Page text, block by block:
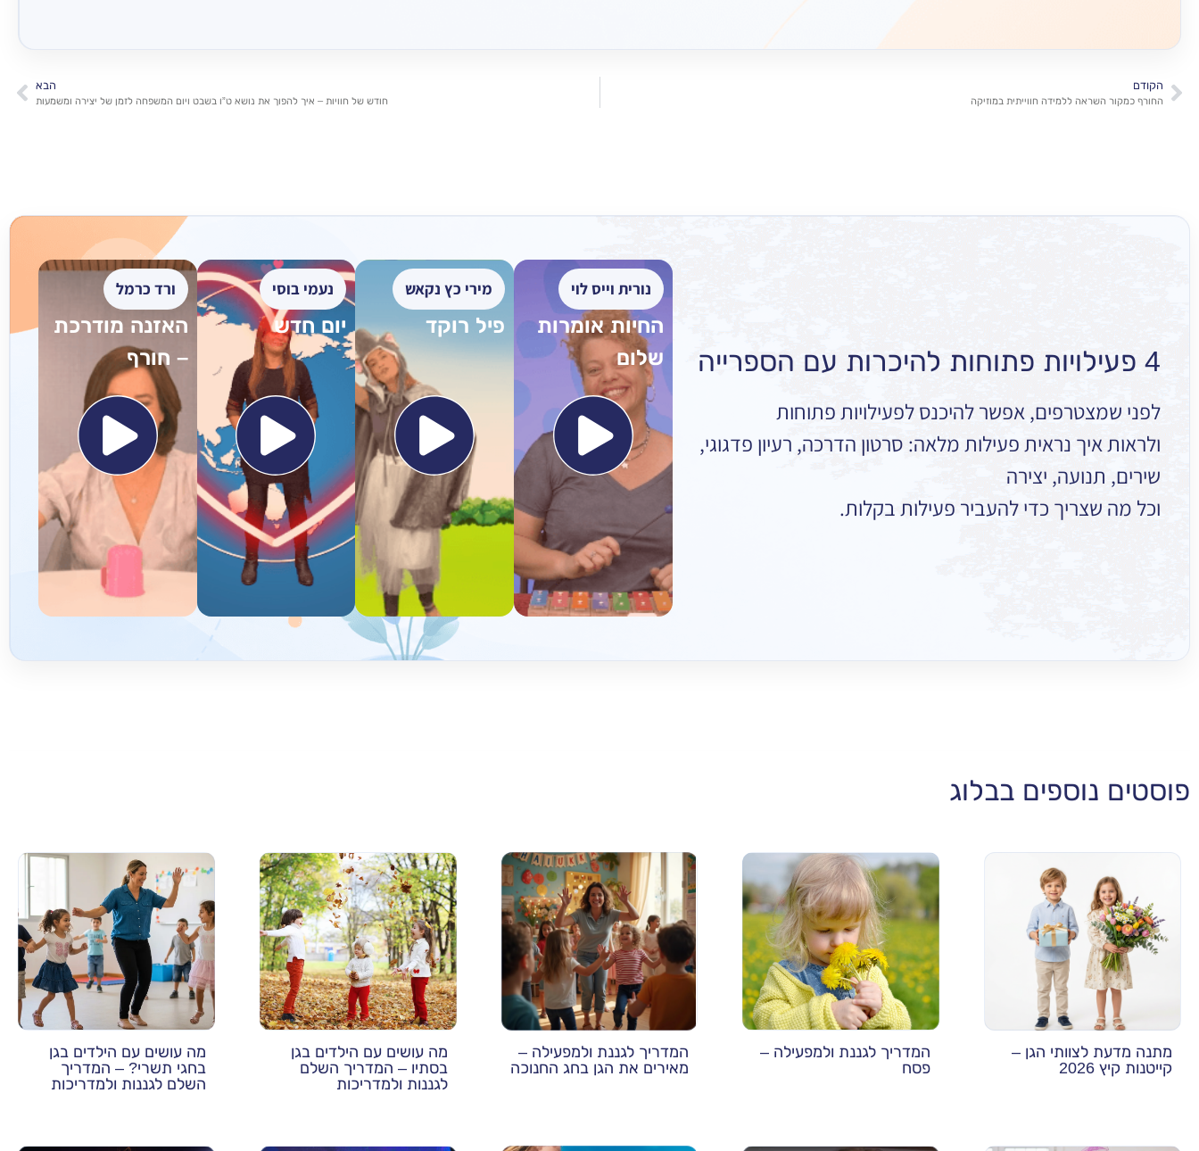
הקודם
החורף כמקור השראה ללמידה חווייתית במוזיקה
הבא
חודש של חוויות – איך להפוך את נושא ט”ו בשבט ויום המשפחה לזמן של יצירה ומשמעות
4 פעילויות פתוחות להיכרות עם הספרייה
לפני שמצטרפים, אפשר להיכנס לפעילויות פתוחות
ולראות איך נראית פעילות מלאה: סרטון הדרכה, רעיון פדגוגי,
שירים, תנועה, יצירה
וכל מה שצריך כדי להעביר פעילות בקלות.
נורית וייס לוי
החיות אומרות
שלום
מירי כץ נקאש
פיל רוקד
נעמי בוסי
יום חדש
ורד כרמל
האזנה מודרכת
– חורף
פוסטים נוספים בבלוג
מתנה מדעת לצוותי הגן –
קייטנות קיץ 2026
המדריך לגננת ולמפעילה –
פסח
המדריך לגננת ולמפעילה –
מאירים את הגן בחג החנוכה
מה עושים עם הילדים בגן
בסתיו – המדריך השלם
לגננות ולמדריכות
מה עושים עם הילדים בגן
בחגי תשרי? – המדריך
השלם לגננות ולמדריכות